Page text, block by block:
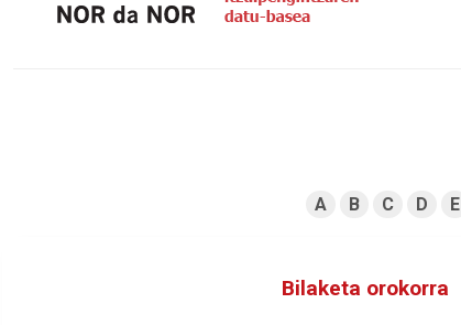
A B C D E
Bilaketa orokorra